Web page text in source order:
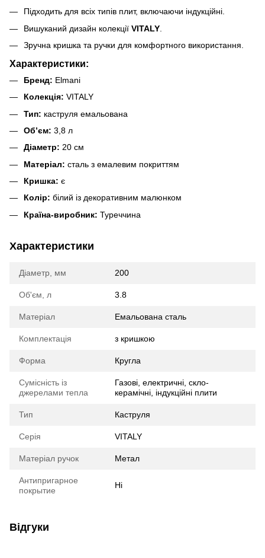
Підходить для всіх типів плит, включаючи індукційні.
Вишуканий дизайн колекції VITALY
Зручна кришка та ручки для комфортного використання.
Характеристики:
Бренд: Elmani
Колекція: VITALY
Тип: каструля емальована
Об’єм: 3,8 л
Діаметр: 20 см
Матеріал: сталь з емалевим покриттям
Кришка: є
Колір: білий із декоративним малюнком
Країна-виробник: Туреччина
Характеристики
Діаметр, мм 200
Об'єм, л 3.8
Матеріал Емальована сталь
Комплектація з кришкою
Форма Кругла
Сумісність із
джерелами тепла
Газові, електричні, скло-
керамічні, індукційні плити
Тип Каструля
Серія VITALY
Матеріал ручок Метал
Антипригарное
покрытие
Ні
Відгуки